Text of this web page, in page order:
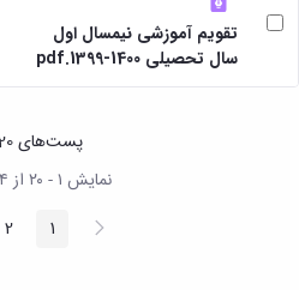
تقویم آموزشی نیمسال اول
سال تحصیلی 1400-1399.pdf
پست‌‌های 20
هر
نمایش ۱ - ۲۰ از ۲۴ نتیجه
پیغام
قبلی صفحه1
2